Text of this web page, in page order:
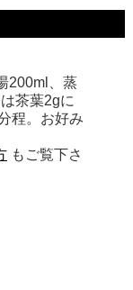
200ml、蒸
茶葉2gに
程。お好み
もご覧下さ